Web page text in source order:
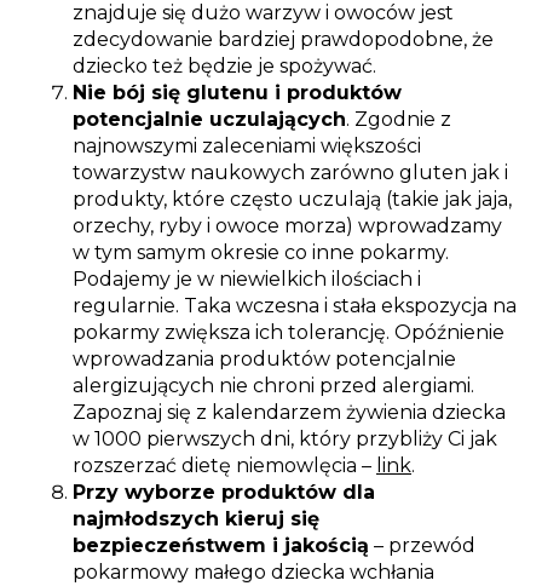
znajduje się dużo warzyw i owoców jest
zdecydowanie bardziej prawdopodobne, że
dziecko też będzie je spożywać.
Nie bój się glutenu i produktów
potencjalnie uczulających. Zgodnie z
najnowszymi zaleceniami większości
towarzystw naukowych zarówno gluten jak i
produkty, które często uczulają (takie jak jaja,
orzechy, ryby i owoce morza) wprowadzamy
w tym samym okresie co inne pokarmy.
Podajemy je w niewielkich ilościach i
regularnie. Taka wczesna i stała ekspozycja na
pokarmy zwiększa ich tolerancję. Opóźnienie
wprowadzania produktów potencjalnie
alergizujących nie chroni przed alergiami.
Zapoznaj się z kalendarzem żywienia dziecka
w 1000 pierwszych dni, który przybliży Ci jak
rozszerzać dietę niemowlęcia – link.
Przy wyborze produktów dla
najmłodszych kieruj się
bezpieczeństwem i jakością – przewód
pokarmowy małego dziecka wchłania